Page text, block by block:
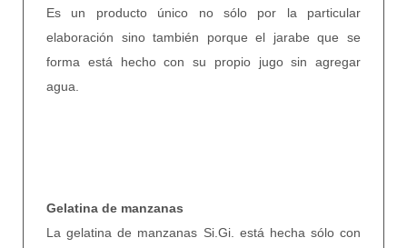
Es un producto único no sólo por la particular
elaboración sino también porque el jarabe que se
forma está hecho con su propio jugo sin agregar
agua.
Gelatina de manzanas
La gelatina de manzanas Si.Gi. está hecha sólo con